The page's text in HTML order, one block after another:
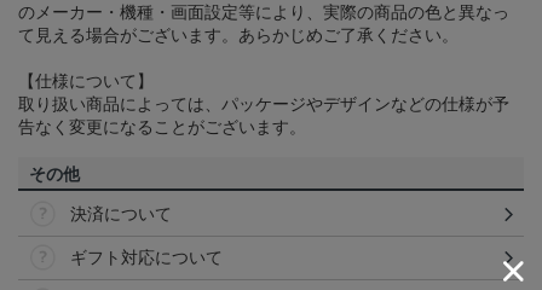
のメーカー・機種・画面設定等により、実際の商品の色と異なっ
て見える場合がございます。あらかじめご了承ください。
【仕様について】
取り扱い商品によっては、パッケージやデザインなどの仕様が予
告なく変更になることがございます。
その他
決済について
ギフト対応について